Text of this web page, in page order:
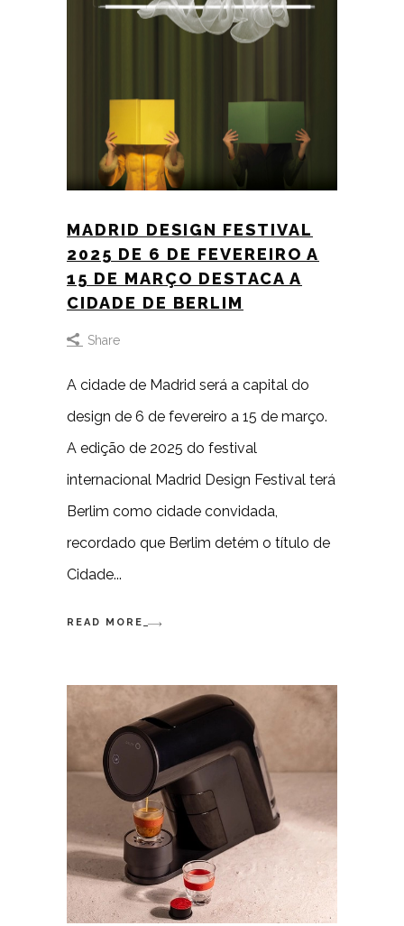
MADRID DESIGN FESTIVAL
2025 DE 6 DE FEVEREIRO A
15 DE MARÇO DESTACA A
CIDADE DE BERLIM
Share
A cidade de Madrid será a capital do
design de 6 de fevereiro a 15 de março.
A edição de 2025 do festival
internacional Madrid Design Festival terá
Berlim como cidade convidada,
recordado que Berlim detém o título de
Cidade
READ MORE